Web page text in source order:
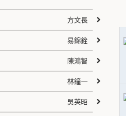
方文長
易錦銓
陳鴻智
林鐘一
吳英昭